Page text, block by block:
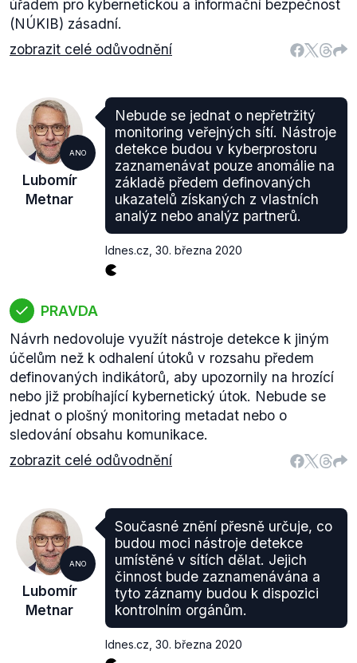
úřadem pro kybernetickou a informační bezpečnost
(NÚKIB) zásadní.
zobrazit celé odůvodnění
ANO
Lubomír
Metnar
Nebude se jednat o nepřetržitý
monitoring veřejných sítí. Nástroje
detekce budou v kyberprostoru
zaznamenávat pouze anomálie na
základě předem definovaných
ukazatelů získaných z vlastních
analýz nebo analýz partnerů.
Idnes.cz 30. března 2020
PRAVDA
Návrh nedovoluje využít nástroje detekce k jiným
účelům než k odhalení útoků v rozsahu předem
definovaných indikátorů, aby upozornily na hrozící
nebo již probíhající kybernetický útok. Nebude se
jednat o plošný monitoring metadat nebo o
sledování obsahu komunikace.
zobrazit celé odůvodnění
ANO
Lubomír
Metnar
Současné znění přesně určuje, co
budou moci nástroje detekce
umístěné v sítích dělat. Jejich
činnost bude zaznamenávána a
tyto záznamy budou k dispozici
kontrolním orgánům.
Idnes.cz 30. března 2020